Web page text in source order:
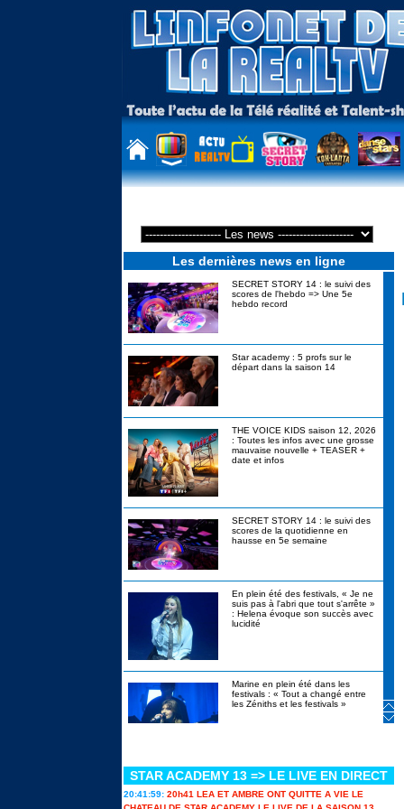
Les dernières news en ligne
SECRET STORY 14 : le suivi des
scores de l'hebdo => Une 5e
hebdo record
Star academy : 5 profs sur le
départ dans la saison 14
THE VOICE KIDS saison 12, 2026
: Toutes les infos avec une grosse
mauvaise nouvelle + TEASER +
date et infos
SECRET STORY 14 : le suivi des
scores de la quotidienne en
hausse en 5e semaine
En plein été des festivals, « Je ne
suis pas à l'abri que tout s'arrête »
: Helena évoque son succès avec
lucidité
Marine en plein été dans les
festivals : « Tout a changé entre
les Zéniths et les festivals »
Canicule, alcool interdit, stylos
bannis : les révélations de
Christophe Beaugrand sur Secret
Story 14 en itw
STAR ACADEMY 13 => LE LIVE EN DIRECT
20:41:59: 20h41 LEA ET AMBRE ONT QUITTE A VIE LE